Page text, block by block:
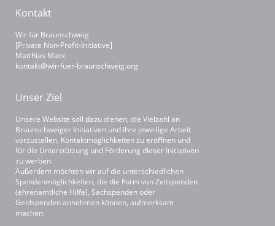
Kontakt
Wir für Braunschweig
[Private Non-Profit-Initiative]
Matthias Marx
kontakt@wir-fuer-braunschweig.org
Unser Ziel
Unsere Website soll dazu dienen, die Vielzahl an
Braunschweiger Initiativen und ihre jeweilige Arbeit
vorzustellen, Kontaktmöglichkeiten zu eröffnen und
für die Unterstützung und Förderung dieser Initiativen
zu werben.
Außerdem möchten wir auf die unterschiedlichen
Spendenmöglichkeiten, die die Form von Zeitspenden
(ehrenamtliche Hilfe), Sachspenden oder
Geldspenden annehmen können, aufmerksam
machen.